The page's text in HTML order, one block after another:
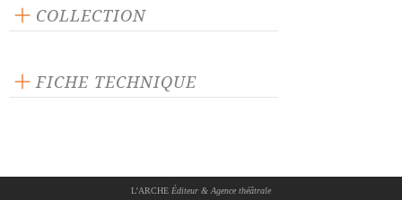
COLLECTION
FICHE TECHNIQUE
Langue source : allemand
L’ARCHE Éditeur & Agence théâtrale